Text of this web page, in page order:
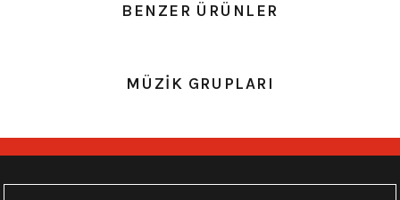
BENZER ÜRÜNLER
0.0 Puan - Yorum
693,00₺
MÜZİK GRUPLARI